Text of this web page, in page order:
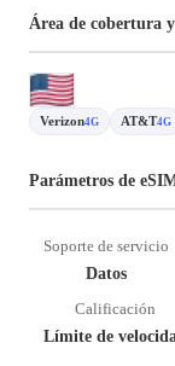
Área de cobertura
Verizon4G AT&T4G
Parámetros de
Soporte de servicio
Datos
Calificación
Límite de